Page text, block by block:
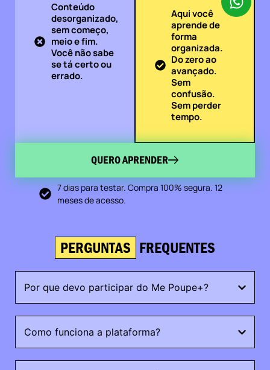
Conteúdo
desorganizado,
sem começo,
meio e fim.
Você não sabe
se tá certo ou
errado.
Aqui você
aprende de
forma
organizada.
Do zero ao
avançado.
Sem
confusão.
Sem perder
tempo.
QUERO APRENDER
7 dias para testar. Compra 100% segura. 12
meses de acesso.
PERGUNTAS FREQUENTES
Por que devo participar do Me Poupe+?
Como funciona a plataforma?